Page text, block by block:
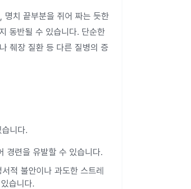
명치 끝부분을 쥐어 짜는 듯한
동반될 수 있습니다. 단순한
췌장 질환 등 다른 질병의 증
니다.
경련을 유발할 수 있습니다.
적 불안이나 과도한 스트레
습니다.